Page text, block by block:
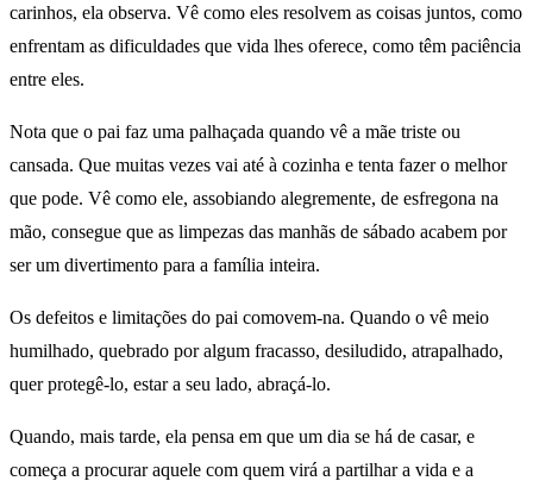
carinhos, ela observa. Vê como eles resolvem as coisas juntos, como
enfrentam as dificuldades que vida lhes oferece, como têm paciência
entre eles.
Nota que o pai faz uma palhaçada quando vê a mãe triste ou
cansada. Que muitas vezes vai até à cozinha e tenta fazer o melhor
que pode. Vê como ele, assobiando alegremente, de esfregona na
mão, consegue que as limpezas das manhãs de sábado acabem por
ser um divertimento para a família inteira.
Os defeitos e limitações do pai comovem-na. Quando o vê meio
humilhado, quebrado por algum fracasso, desiludido, atrapalhado,
quer protegê-lo, estar a seu lado, abraçá-lo.
Quando, mais tarde, ela pensa em que um dia se há de casar, e
começa a procurar aquele com quem virá a partilhar a vida e a